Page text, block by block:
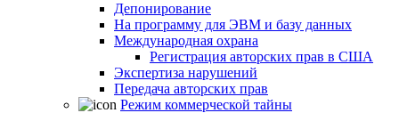
Депонирование
На программу для ЭВМ и базу данных
Международная охрана
Регистрация авторских прав в США
Экспертиза нарушений
Передача авторских прав
Режим коммерческой тайны